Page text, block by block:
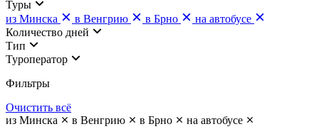
Туры
из Минска
в Венгрию в Брно
на автобусе
Количество дней
Тип
Туроператор
Фильтры
Очистить всё
из Минска
в Венгрию в Брно
на автобусе